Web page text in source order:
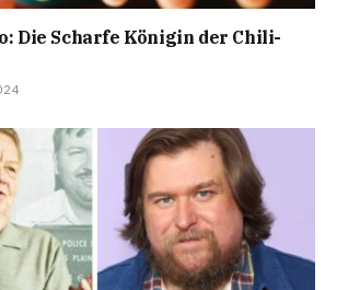
Die Scharfe Königin der Chili-